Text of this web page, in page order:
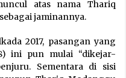
atas nama Thariq
jaminannya.
2017, pasangan yang
ini pun mulai “dikejar-
Sementara di sisi